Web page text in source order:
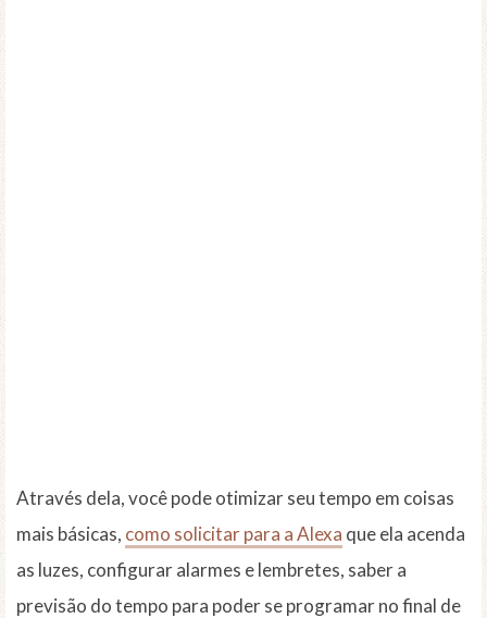
Através dela, você pode otimizar seu tempo em coisas
mais básicas, como solicitar para a Alexa que ela acenda
as luzes, configurar alarmes e lembretes, saber a
previsão do tempo para poder se programar no final de